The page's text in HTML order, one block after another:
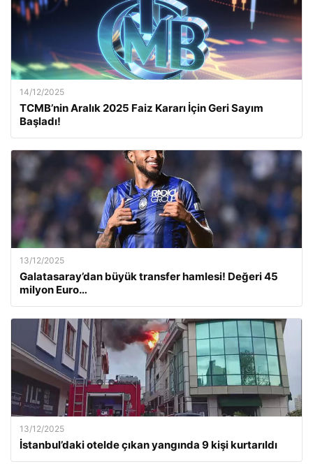
14/12/2025
TCMB’nin Aralık 2025 Faiz Kararı İçin Geri Sayım
Başladı!
13/12/2025
Galatasaray’dan büyük transfer hamlesi! Değeri 45
milyon Euro…
13/12/2025
İstanbul’daki otelde çıkan yangında 9 kişi kurtarıldı